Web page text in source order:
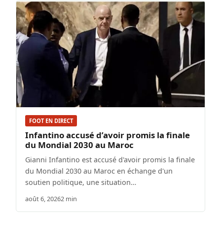
FOOT EN DIRECT
Infantino accusé d’avoir promis la finale
du Mondial 2030 au Maroc
Gianni Infantino est accusé d'avoir promis la finale
du Mondial 2030 au Maroc en échange d'un
soutien politique, une situation…
août 6, 20262 min